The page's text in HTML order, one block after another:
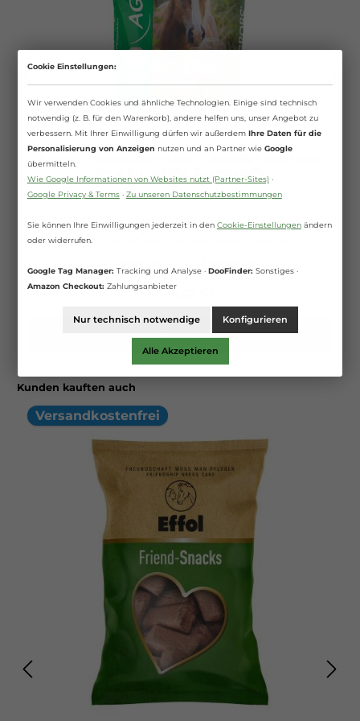
Agrobs - AlpenGrün Mash - Getreidefreies Mash
dem Pferdehalter ein breites Angebot an Mash-Produkten als
Zusatz zum vorhandenen Pferdefutter. Diese sind
völlig neue Form von Mash an, welches in seiner
Zusammensetzung einzigartig ist. Die Basis von AlpenGrün Mash
Samen warmluftgetrockneter Gräser und Wiesenkräuter
bestehen. Diese zeichnen sich durch einen erheblichen Gehalt an
natürlichen Vitalstoffen wie z.B. Spurenelementen, Vitaminen
Prenatura-Fasern dem Pferd wichtige hochverdauliche Rohfaser,
die vor allem durch deren prebiotische Eigenschaften aktiv die
Darmgesundheit und das Wachstum nützlicher Darmbakterien
fördern. Die Anzahl der Fäulinsbakterien sowie Gasbildner im
Flohsamen liefern einen hohen Gehalt an Schleimstoffen. Diese
überziehen die Magen- und Darmschleimhaut mit einem
Medikamentengabe, Wurmkur oder Stress der Gesunderhaltung
einer intakten bzw. Regeneration der gereizten Schleimhaut. Die
zudem enthaltenen ungesättigten Fettsäuren wirken sich positiv
auf die Haut- und Fellbeschaffenheit aus. Schonend getrocknete
Rote Beete, Karotte, Apfel und Pastinake machen AlpenGrün
Mash besonders schmackhaft. So wird es auch ohne den Zusatz
von Melasse, selbst von wählerischen Pferden, sehr gerne
gefressen. Ferner enthält AlpenGrün Mash dadurch natürliche
Vitalstoffe wie z.B. sekundäre Pflanzenstoffe, Vitamine und
Mineralstoffe sowie reichlich hoch verdauliche Pektine, welche
wiederum einer gesunden Darmflora zu Gute kommen.
Getrocknete Hagebuttenschalen sind bekannt für Ihren hohen
Gehalt an Vitamin C, welches vor allem der Stärkung des
Immunsystems zugutekommt. Die verdauungsfördernde
Wirkung von Fenchel und Kümmel runden AlpenGrün Mash ab.
Durch den bewussten Verzicht auf Getreide, Kleie und Melasse
eignet sich AlpenGrün Mash auch für stoffwechselempfindliche
Pferde und ist für die tägliche Fütterung als Kur (z.B. nach Kolik
oder im Fellwechsel) bestens geeignet!Eigenschaften: frei von
Getreide und Kleie rohfaserreich verdauungsfördernd prebiotisch
reich an darmpflegenden Schleimstoffen vitalstoffreich sehr
schmackhaft melassefrei optimales Ca:P-Verhältnis von 2:1 schnell
und einfach zuzubereiten kostengünstig durch hohe Ergiebigkeit
Einsatzbereich: bei stoffwechselempfindlichen Pferden (Hufrehe,
Ab16,20 €*
Details
Kunden kauften auch
Versandkostenfrei
Cookie Einstellungen:
Wir verwenden Cookies und ähnliche Technologien. Einige sind technisch
notwendig (z. B. für den Warenkorb), andere helfen uns, unser Angebot zu
verbessern. Mit Ihrer Einwilligung dürfen wir außerdem Ihre Daten für die
Personalisierung von Anzeigen nutzen und an Partner wie Google
übermitteln.
Wie Google Informationen von Websites nutzt (Partner-Sites)·
Google Privacy & Terms· Zu unseren Datenschutzbestimmungen
Sie können Ihre Einwilligungen jederzeit in den Cookie-Einstellungenändern
oder widerrufen.
Google Tag Manager: Tracking und Analyse · DooFinder: Sonstiges ·
Amazon Checkout: Zahlungsanbieter
Nur technisch notwendige Konfigurieren
Alle Akzeptieren